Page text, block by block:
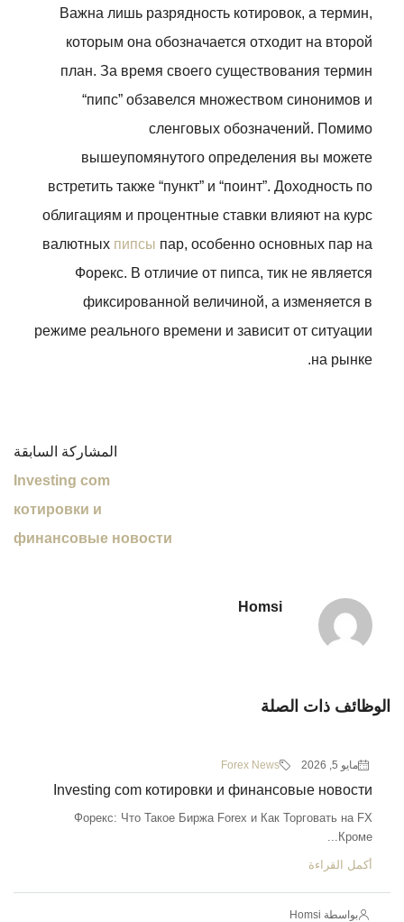
Важна лишь разрядность котировок, а термин,
которым она обозначается отходит на второй
план. За время своего существования термин
“пипс” обзавелся множеством синонимов и
сленговых обозначений. Помимо
вышеупомянутого определения вы можете
встретить также “пункт” и “поинт”. Доходность по
облигациям и процентные ставки влияют на курс
валютных пипсы пар, особенно основных пар на
Форекс. В отличие от пипса, тик не является
фиксированной величиной, а изменяется в
режиме реального времени и зависит от ситуации
на рынке.
المشاركة السابقة
Investing com
котировки и
финансовые новости
Homsi
الوظائف ذات الصلة
مايو 5, 2026 Forex News
Investing com котировки и финансовые новости
Форекс: Что Такое Биржа Forex и Как Торговать на FX
Кроме...
أكمل القراءة
بواسطة Homsi